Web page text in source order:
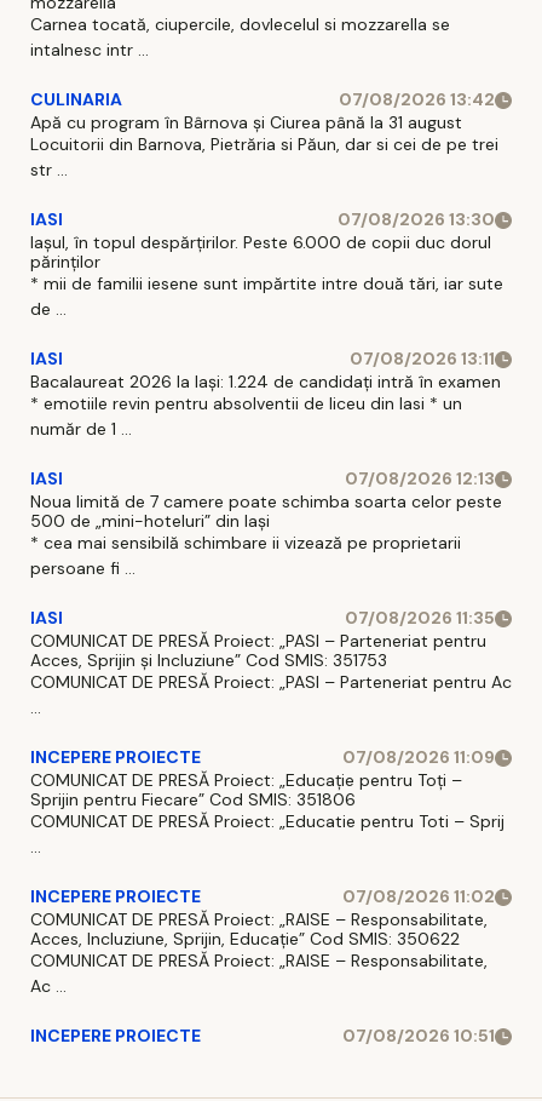
Carnea tocată, ciupercile, dovlecelul si mozzarella se
intalnesc intr ...
CULINARIA
07/08/2026 13:42
Apă cu program în Bârnova și Ciurea până la 31 august
Locuitorii din Barnova, Pietrăria si Păun, dar si cei de pe trei
str ...
IASI
07/08/2026 13:30
Iașul, în topul despărțirilor. Peste 6.000 de copii duc dorul
părinților
* mii de familii iesene sunt impărtite intre două tări, iar sute
de ...
IASI
07/08/2026 13:11
Bacalaureat 2026 la Iași: 1.224 de candidați intră în examen
* emotiile revin pentru absolventii de liceu din Iasi * un
număr de 1 ...
IASI
07/08/2026 12:13
Noua limită de 7 camere poate schimba soarta celor peste
500 de „mini-hoteluri” din Iași
* cea mai sensibilă schimbare ii vizează pe proprietarii
persoane fi ...
IASI
07/08/2026 11:35
COMUNICAT DE PRESĂ Proiect: „PASI – Parteneriat pentru
Acces, Sprijin și Incluziune” Cod SMIS: 351753
COMUNICAT DE PRESĂ Proiect: „PASI – Parteneriat pentru Ac
...
INCEPERE PROIECTE
07/08/2026 11:09
COMUNICAT DE PRESĂ Proiect: „Educație pentru Toți –
Sprijin pentru Fiecare” Cod SMIS: 351806
COMUNICAT DE PRESĂ Proiect: „Educatie pentru Toti – Sprij
...
INCEPERE PROIECTE
07/08/2026 11:02
COMUNICAT DE PRESĂ Proiect: „RAISE – Responsabilitate,
Acces, Incluziune, Sprijin, Educație” Cod SMIS: 350622
COMUNICAT DE PRESĂ Proiect: „RAISE – Responsabilitate,
Ac ...
INCEPERE PROIECTE 07/08/2026 10:51